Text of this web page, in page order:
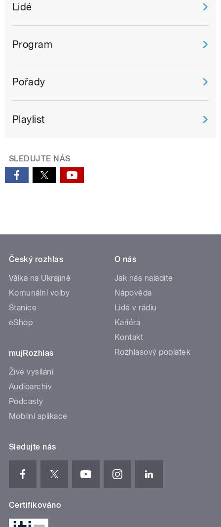
Lidé
Program
Pořady
Playlist
SLEDUJTE NÁS
Český rozhlas
Válka na Ukrajině
Komunální volby
Stanice
eShop
mujRozhlas
Živé vysílání
Audioarchiv
Podcasty
Mobilní aplikace
O nás
Jak nás naladíte
Nápověda
Lidé v rádiu
Kariéra
Kontakt
Rozhlasový poplatek
Sledujte nás
Certifikováno